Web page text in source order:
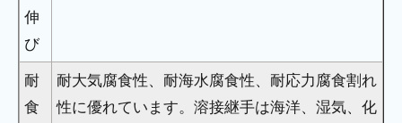
伸
び
耐
食
耐大気腐食性、耐海水腐食性、耐応力腐食割れ
性に優れています。溶接継手は海洋、湿気、化